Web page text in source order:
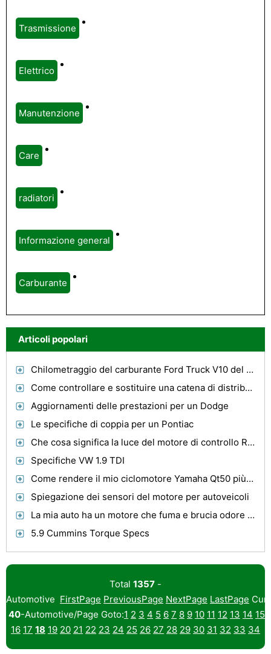
Trasmissione
Elettrico
Manutenzione
Care
radiatori
Informazione general
Carburante
Articoli popolari
Chilometraggio del carburante Ford Truck V10 del 2003
Come controllare e sostituire una catena di distribuzione in una Ford Taurus
Aggiornamenti delle prestazioni per un Dodge
Le specifiche di coppia per un Pontiac
Che cosa significa la luce del motore di controllo RX8?
Specifiche VW 1.9 TDI
Come rendere il mio ciclomotore Yamaha Qt50 più veloce
Spiegazione dei sensori del motore per autoveicoli
La mia auto ha un motore che fuma e brucia odore ma non si surriscalda
5.9 Cummins Torque Specs
Total 1357 -
Automotive FirstPage PreviousPage NextPage LastPage
40-Automotive/Page Goto:1 2 3 4 5 6 7 8 9 10 11 12 13 14 15
16 17 18 19 20 21 22 23 24 25 26 27 28 29 30 31 32 33 34